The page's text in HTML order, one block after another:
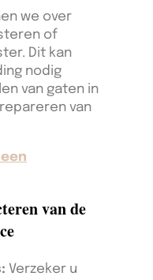
we over
of
Dit kan
nodig
van gaten in
van
van de
Verzeker u